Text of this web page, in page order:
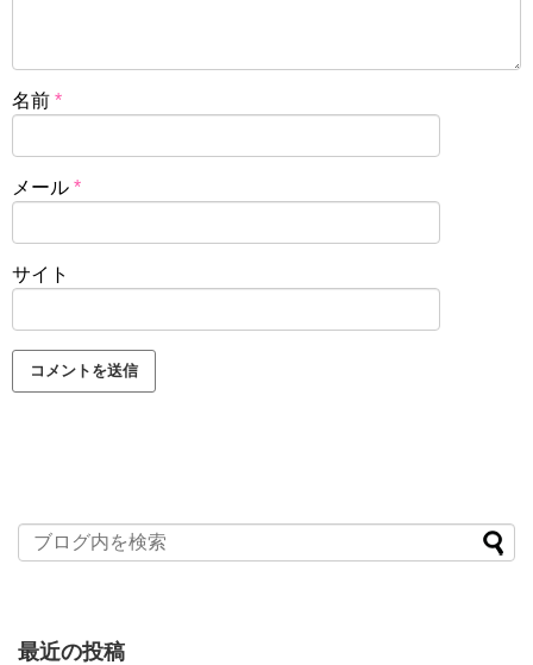
名前 *
メール *
サイト
最近の投稿